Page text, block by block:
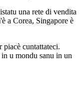
una rete di vendita
a Corea, Singapore è
piacè cuntattateci.
u mondu sanu in un